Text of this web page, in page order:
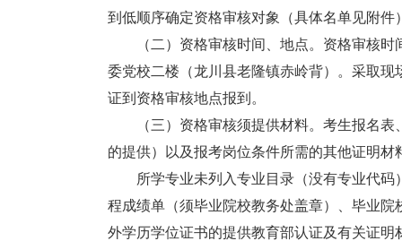
到低顺序确定资格审核对象（具体名单见附件
（二）资格审核时间、地点。资格审核时间
委党校二楼（龙川县老隆镇赤岭背）。采取
证到资格审核地点报到。
（三）资格审核须提供材料。考生报名表
的提供）以及报考岗位条件所需的其他证明材
所学专业未列入专业目录（没有专业代码
程成绩单（须毕业院校教务处盖章）、毕业
外学历学位证书的提供教育部认证及有关证明